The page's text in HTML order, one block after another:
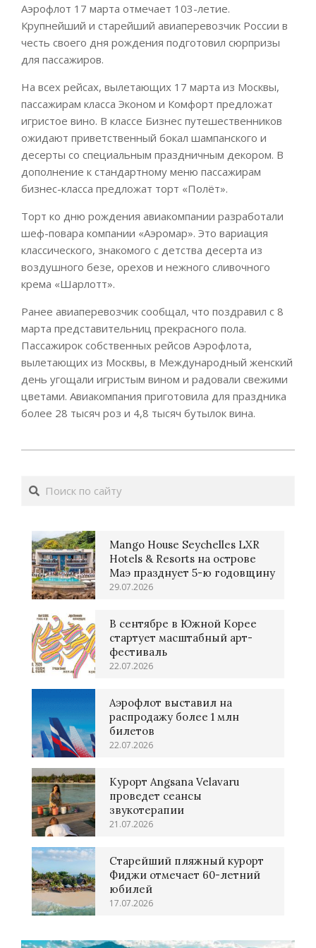
Аэрофлот 17 марта отмечает 103-летие.
Крупнейший и старейший авиаперевозчик России в
честь своего дня рождения подготовил сюрпризы
для пассажиров.
На всех рейсах, вылетающих 17 марта из Москвы,
пассажирам класса Эконом и Комфорт предложат
игристое вино. В классе Бизнес путешественников
ожидают приветственный бокал шампанского и
десерты со специальным праздничным декором. В
дополнение к стандартному меню пассажирам
бизнес-класса предложат торт «Полёт».
Торт ко дню рождения авиакомпании разработали
шеф-повара компании «Аэромар». Это вариация
классического, знакомого с детства десерта из
воздушного безе, орехов и нежного сливочного
крема «Шарлотт».
Ранее авиаперевозчик сообщал, что поздравил с 8
марта представительниц прекрасного пола.
Пассажирок собственных рейсов Аэрофлота,
вылетающих из Москвы, в Международный женский
день угощали игристым вином и радовали свежими
цветами. Авиакомпания приготовила для праздника
более 28 тысяч роз и 4,8 тысяч бутылок вина.
17
Поиск
Mango House Seychelles LXR
Hotels & Resorts на острове
Маэ празднует 5-ю годовщину
29.07.2026
В сентябре в Южной Корее
стартует масштабный арт-
фестиваль
22.07.2026
Аэрофлот выставил на
распродажу более 1 млн
билетов
22.07.2026
Курорт Angsana Velavaru
проведет сеансы
звукотерапии
21.07.2026
Старейший пляжный курорт
Фиджи отмечает 60-летний
юбилей
17.07.2026